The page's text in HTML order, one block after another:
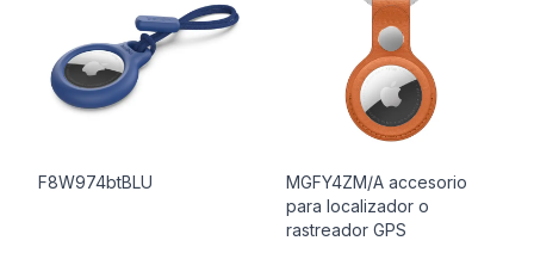
F8W974btBLU
MGFY4ZM/A accesorio
para localizador o
rastreador GPS